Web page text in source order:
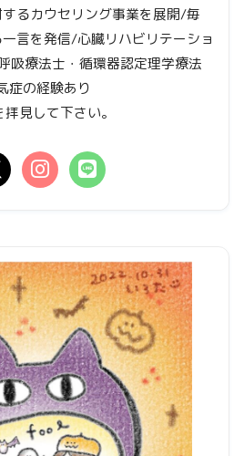
るカウセリング事業を展開/毎
言を発信/心臓リハビリテーショ
吸療法士・循環器認定理学療法
症の経験あり
見して下さい。